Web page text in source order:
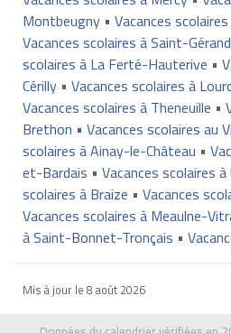
Montbeugny• Vacances
Vacances scolaires à Saint-
scolaires à La Ferté-Hauterive •
Cérilly• Vacances scolaires à
Vacances scolaires à Theneuille •
Brethon • Vacances scolaires au
scolaires à Ainay-le-Château •
et-Bardais • Vacances scolaires à
scolaires à Braize • Vacances
Vacances scolaires à Meaulne-
à Saint-Bonnet-Tronçais •
Mis à jour le 8 août 2026